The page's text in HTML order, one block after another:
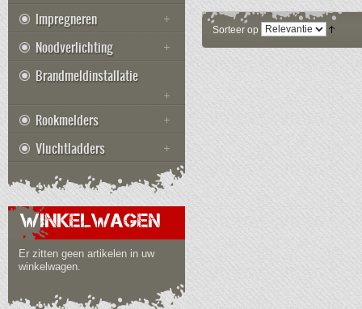
Sorteer op
Impregneren
Noodverlichting
Brandmeldinstallatie
Rookmelders
Vluchtladders
WINKELWAGEN
Er zitten geen artikelen in uw
winkelwagen.